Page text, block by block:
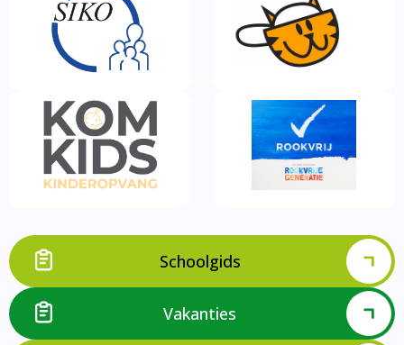
Schoolgids
Vakanties